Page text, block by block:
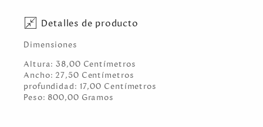
Detalles de producto
Dimensiones
Altura:38,00 Centímetros
Ancho: 27,50 Centímetros
profundidad: 17,00 Centímetros
Peso: 800,00 Gramos